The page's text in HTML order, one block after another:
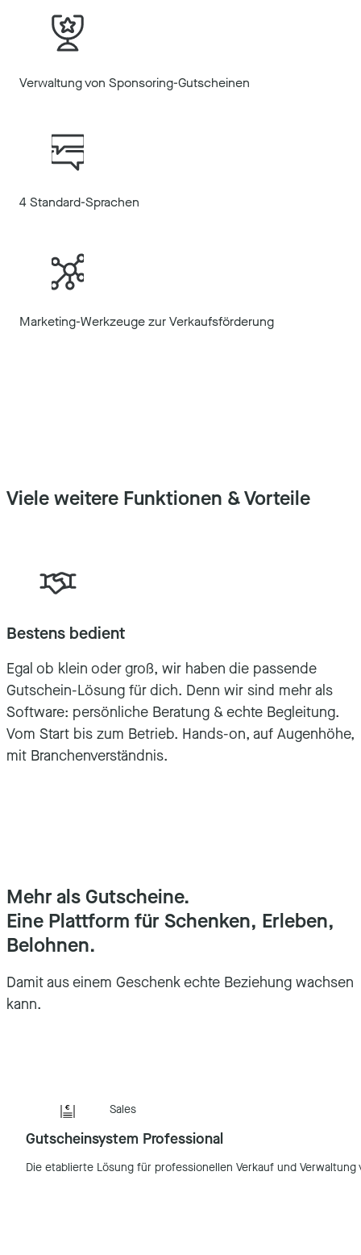
Verwaltung von Sponsoring-Gutscheinen
4 Standard-Sprachen
Marketing-Werkzeuge zur Verkaufsförderung
Viele weitere Funktionen & Vorteile
Bestens bedient
Egal ob klein oder groß, wir haben die passende
Gutschein-Lösung für dich. Denn wir sind mehr als
Software: persönliche Beratung & echte Begleitung.
Vom Start bis zum Betrieb. Hands-on, auf Augenhöhe,
mit Branchenverständnis.
Mehr als Gutscheine.
Eine Plattform für Schenken, Erleben,
Belohnen.
Damit aus einem Geschenk echte Beziehung wachsen
kann.
Sales
Gutscheinsystem Professional
Die etablierte Lösung für professionellen Verkauf und Verwaltung